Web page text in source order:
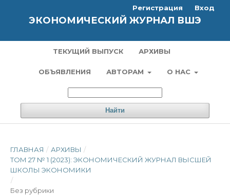
ЭКОНОМИЧЕСКИЙ ЖУРНАЛ ВШЭ
ТЕКУЩИЙ ВЫПУСК АРХИВЫ
ОБЪЯВЛЕНИЯ АВТОРАМ О НАС
Найти
Регистрация Вход
ГЛАВНАЯ / АРХИВЫ /
ТОМ 27 № 1 (2023): ЭКОНОМИЧЕСКИЙ ЖУРНАЛ ВЫСШЕЙ
ШКОЛЫ ЭКОНОМИКИ
/
Без рубрики